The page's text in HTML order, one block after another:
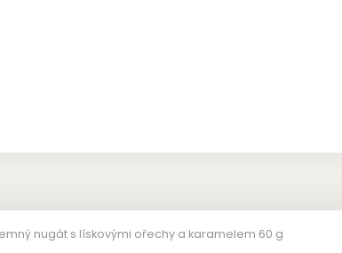
nugát s lískovými ořechy a karamelem 60 g